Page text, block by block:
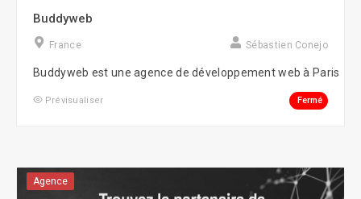
Buddyweb
France Sébastien Conejo
Buddyweb est une agence de développement web à Paris
Prévisualiser Fermé
Agence